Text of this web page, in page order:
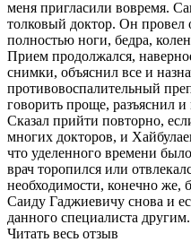
меня пригласили вовремя.
толковый доктор. Он
полностью ноги, бедра,
Прием продолжался,
снимки, объяснил все и
противовоспалительный
говорить проще, разъяснил
Сказал прийти повторно,
многих докторов, и
что уделенного времени
врач торопился или
необходимости, конечно же,
Саиду Гаджиевичу снова и
данного специалиста другим.
Читать весь отзыв